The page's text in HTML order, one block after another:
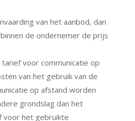
van het aanbod, dan
de ondernemer de prijs
voor communicatie op
van het gebruik van de
op afstand worden
grondslag dan het
voor het gebruikte